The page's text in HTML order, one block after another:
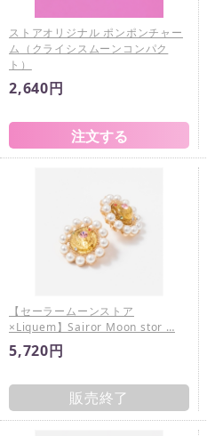
ストアオリジナル ポンポンチャー
ム（クライシスムーンコンパク
ト）
2,640円
【セーラームーンストア
×Liquem】Sairor Moon stor …
5,720円
販売終了